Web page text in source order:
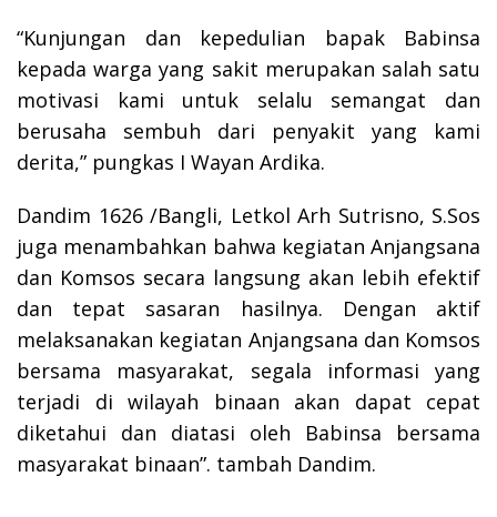
“Kunjungan dan kepedulian bapak Babinsa
kepada warga yang sakit merupakan salah satu
motivasi kami untuk selalu semangat dan
berusaha sembuh dari penyakit yang kami
derita,” pungkas I Wayan Ardika.
Dandim 1626 /Bangli, Letkol Arh Sutrisno, S.Sos
juga menambahkan bahwa kegiatan Anjangsana
dan Komsos secara langsung akan lebih efektif
dan tepat sasaran hasilnya. Dengan aktif
melaksanakan kegiatan Anjangsana dan Komsos
bersama masyarakat, segala informasi yang
terjadi di wilayah binaan akan dapat cepat
diketahui dan diatasi oleh Babinsa bersama
masyarakat binaan”. tambah Dandim.